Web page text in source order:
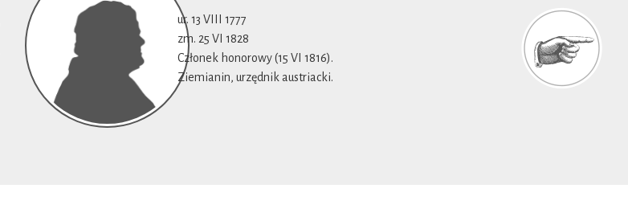
ur. 13 VIII 1777
zm. 25 VI 1828
Członek honorowy (15 VI 1816).
Ziemianin, urzędnik austriacki.